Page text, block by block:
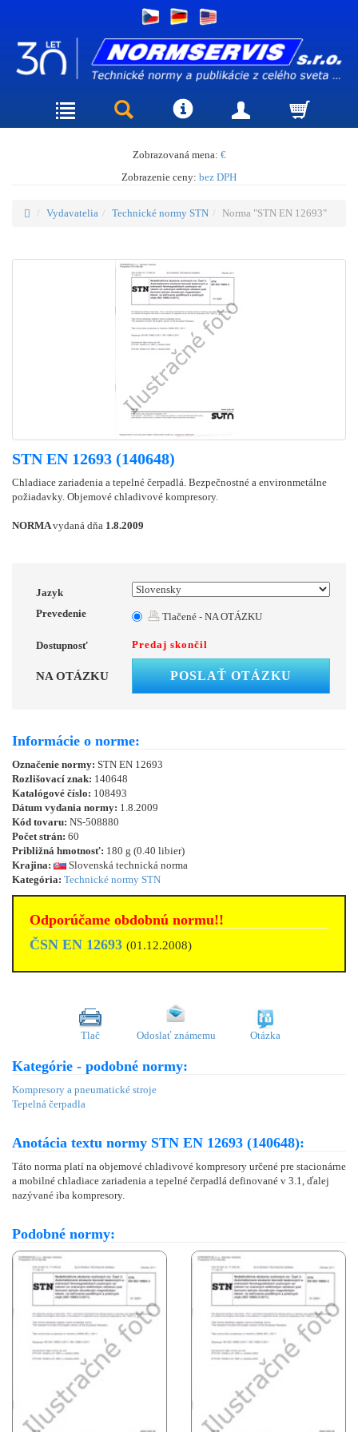
Zobrazovaná mena: €
Zobrazenie ceny: bez DPH
Vydavatelia Technické normy STN Norma "STN EN 12693"
STN EN 12693 (140648)
Chladiace zariadenia a tepelné čerpadlá. Bezpečnostné a environmetálne
požiadavky. Objemové chladivové kompresory.
NORMAvydaná dňa 1.8.2009
Jazyk
Prevedenie
Tlačené - NA OTÁZKU
Dostupnosť Predaj skončil
NA OTÁZKU POSLAŤ OTÁZKU
Informácie o norme:
Označenie normy: STN EN 12693
Rozlišovací znak: 140648
Katalógové číslo: 108493
Dátum vydania normy: 1.8.2009
Kód tovaru: NS-508880
Počet strán: 60
Približná hmotnosť: 180 g (0.40 libier)
Krajina:
Slovenská technická norma
Kategória: Technické normy STN
Odporúčame obdobnú normu!!
ČSN EN 12693 (01.12.2008)
Tlač Odoslať známemu Otázka
Kategórie - podobné normy:
Kompresory a pneumatické stroje
Tepelná čerpadla
Anotácia textu normy STN EN 12693 (140648):
Táto norma platí na objemové chladivové kompresory určené pre stacionárne
a mobilné chladiace zariadenia a tepelné čerpadlá definované v 3.1, ďalej
nazývané iba kompresory.
Podobné normy: